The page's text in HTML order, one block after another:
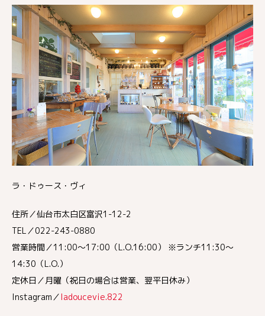
ラ・ドゥース・ヴィ
住所／仙台市太白区富沢1-12-2
TEL／022-243-0880
営業時間／11:00～17:00（L.O.16:00） ※ランチ11:30〜
14:30（L.O.）
定休日／月曜（祝日の場合は営業、翌平日休み）
Instagram／ladoucevie.822